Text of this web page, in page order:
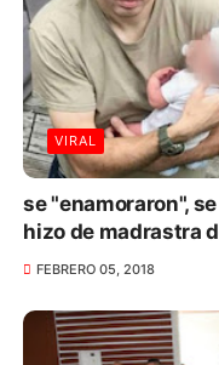
VIRAL
se "enamoraron",
hizo de madrastra
FEBRERO 05, 2018